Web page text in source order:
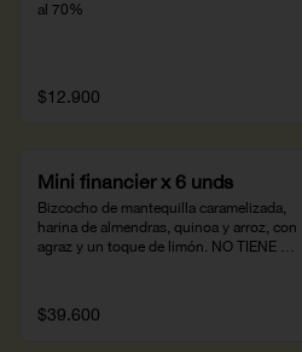
al 70%
$12.900
Mini financier x 6 unds
Bizcocho de mantequilla caramelizada,
harina de almendras, quinoa y arroz, con
agraz y un toque de limón. NO TIENE
$39.600